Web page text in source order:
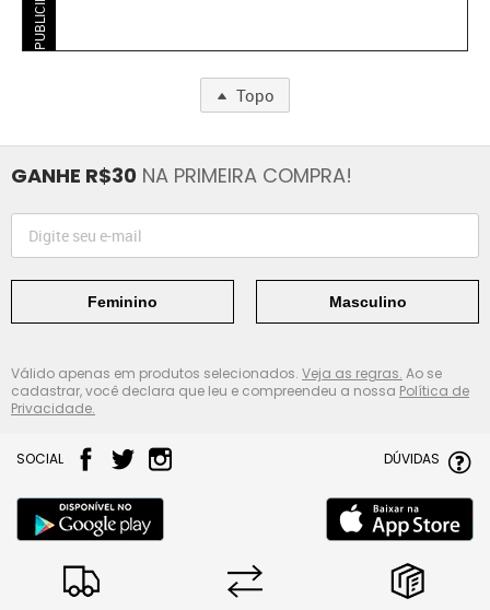
Topo
GANHE R$30 NA PRIMEIRA COMPRA!
Feminino Masculino
Válido apenas em produtos selecionados. Veja as regras. Ao se
cadastrar, você declara que leu e compreendeu a nossa Política de
Privacidade.
SOCIAL DÚVIDAS